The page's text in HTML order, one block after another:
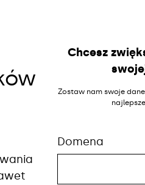
Chcesz
Zostaw nam swoje
Domena